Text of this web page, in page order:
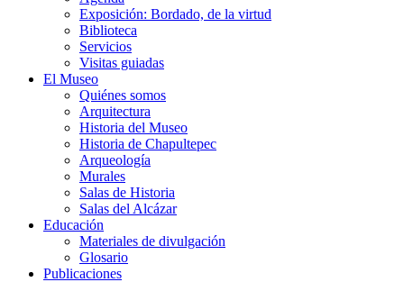
Exposición: Bordado, de la virtud
Biblioteca
Servicios
Visitas guiadas
El Museo
Quiénes somos
Arquitectura
Historia del Museo
Historia de Chapultepec
Arqueología
Murales
Salas de Historia
Salas del Alcázar
Educación
Materiales de divulgación
Glosario
Publicaciones